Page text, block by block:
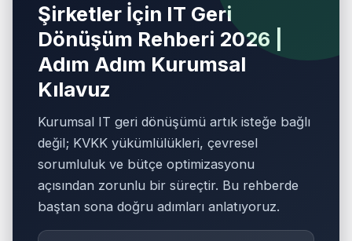
Şirketler İçin IT Geri
Dönüşüm Rehberi 2026 |
Adım Adım Kurumsal
Kılavuz
Kurumsal IT geri dönüşümü artık isteğe bağlı
değil; KVKK yükümlülükleri, çevresel
sorumluluk ve bütçe optimizasyonu
açısından zorunlu bir süreçtir. Bu rehberde
baştan sona doğru adımları anlatıyoruz.